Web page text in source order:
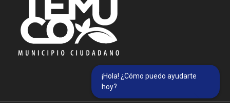
¡Hola! ¿Cómo puedo ayudarte
hoy?